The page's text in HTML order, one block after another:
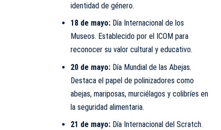
identidad de género.
18 de mayo:Día Internacional de los
Museos. Establecido por el ICOM para
reconocer su valor cultural y educativo.
20 de mayo:Día Mundial de las Abejas.
Destaca el papel de polinizadores como
abejas, mariposas, murciélagos y colibríes en
la seguridad alimentaria.
21 de mayo:Día Internacional del Scratch.